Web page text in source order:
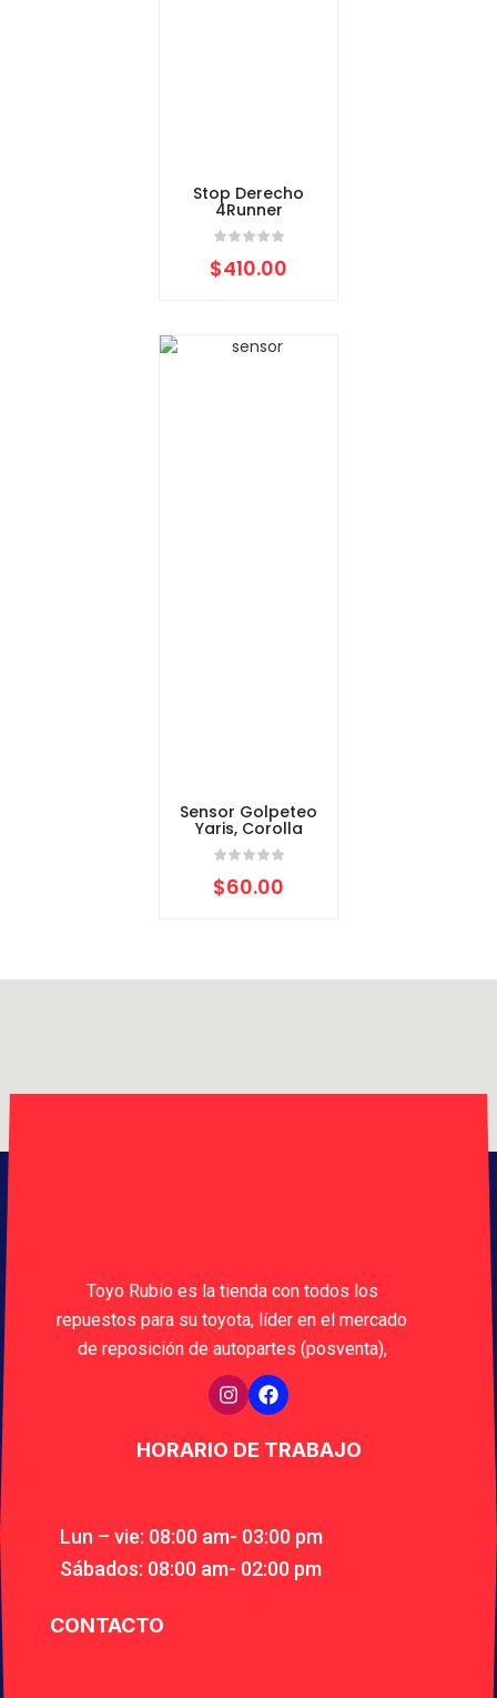
Stop Derecho
4Runner
$410.00
Sensor Golpeteo
Yaris, Corolla
$60.00
Toyo Rubio es la tienda con todos los
repuestos para su toyota, líder en el mercado
de reposición de autopartes (posventa),
HORARIO DE TRABAJO
Lun – vie: 08:00 am- 03:00 pm
Sábados: 08:00 am- 02:00 pm
CONTACTO